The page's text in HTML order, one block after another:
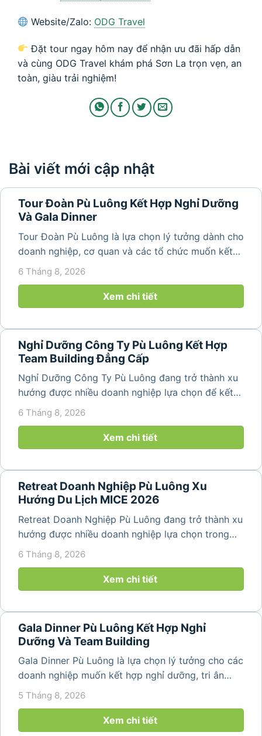
Website/Zalo: ODG Travel
Đặt tour ngay hôm nay để nhận ưu đãi hấp dẫn
và cùng ODG Travel khám phá Sơn La trọn vẹn, an
toàn, giàu trải nghiệm!
Bài viết mới cập nhật
Tour Đoàn Pù Luông Kết Hợp Nghỉ Dưỡng
Và Gala Dinner
Tour Đoàn Pù Luông là lựa chọn lý tưởng dành cho
doanh nghiệp, cơ quan và các tổ chức muốn kết
hợp nghỉ dưỡng, tham quan và tổ chức các hoạt
động gắn kết tập thể. Với cảnh quan thiên nhiên
nguyên sơ, không khí...
6 Tháng 8, 2026
Xem chi tiết
Nghỉ Dưỡng Công Ty Pù Luông Kết Hợp
Team Building Đẳng Cấp
Nghỉ Dưỡng Công Ty Pù Luông đang trở thành xu
hướng được nhiều doanh nghiệp lựa chọn để kết
hợp giữa nghỉ ngơi, tái tạo năng lượng và xây
lịch đơn thuần, nhiều công ty...
6 Tháng 8, 2026
Xem chi tiết
Retreat Doanh Nghiệp Pù Luông Xu
Hướng Du Lịch MICE 2026
Retreat Doanh Nghiệp Pù Luông đang trở thành xu
hướng được nhiều doanh nghiệp lựa chọn trong
năm 2026 khi nhu cầu kết hợp nghỉ dưỡng, hội
họp và gắn kết đội ngũ ngày càng tăng. Không chỉ
mang đến khoảng thời gian thư giãn...
6 Tháng 8, 2026
Xem chi tiết
Gala Dinner Pù Luông Kết Hợp Nghỉ
Dưỡng Và Team Building
Gala Dinner Pù Luông là lựa chọn lý tưởng cho các
doanh nghiệp muốn kết hợp nghỉ dưỡng, tri ân
nhân viên và xây dựng tinh thần đồng đội trong
núi rừng hùng vĩ, không khí...
5 Tháng 8, 2026
Xem chi tiết